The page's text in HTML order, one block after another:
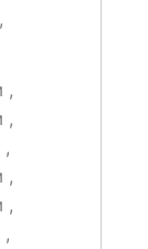
,
,
,
,
,
,